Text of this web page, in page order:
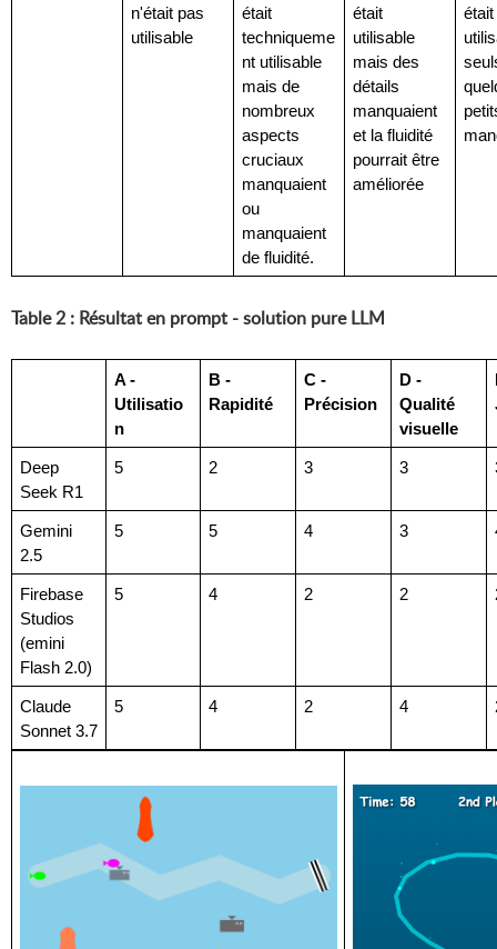
n'était pas
utilisable
était
techniqueme
nt utilisable
mais de
nombreux
aspects
cruciaux
manquaient
ou
manquaient
de fluidité.
était
utilisable
mais des
détails
manquaient
et la fluidité
pourrait être
améliorée
était
Table 2 : Résultat en prompt - solution pure LLM
A -
Utilisatio
n
B -
Rapidité
C -
Précision
D -
Qualité
visuelle
Deep
Seek R1
5 2 3 3
Gemini
2.5
5 5 4 3
Firebase
Studios
(emini
Flash 2.0)
5 4 2 2
Claude
Sonnet 3.7
5 4 2 4